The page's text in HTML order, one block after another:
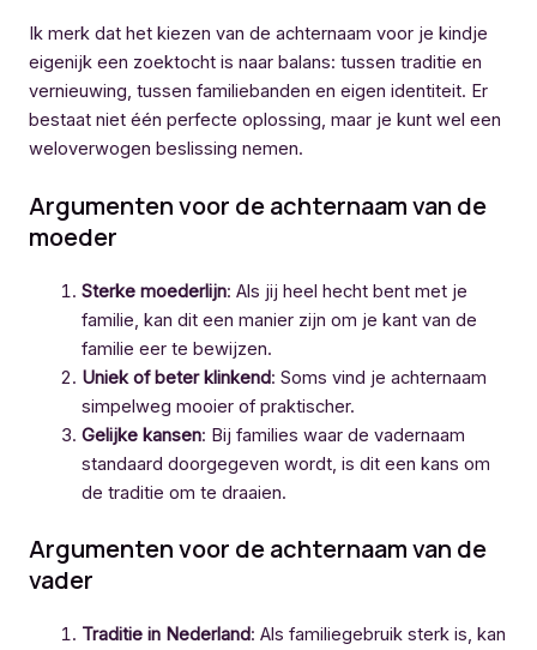
Ik merk dat het kiezen van de achternaam voor je kindje
eigenijk een zoektocht is naar balans: tussen traditie en
vernieuwing, tussen familiebanden en eigen identiteit. Er
bestaat niet één perfecte oplossing, maar je kunt wel een
weloverwogen beslissing nemen.
Argumenten voor de achternaam van de
moeder
Sterke moederlijn: Als jij heel hecht bent met je
familie, kan dit een manier zijn om je kant van de
familie eer te bewijzen.
Uniek of beter klinkend: Soms vind je achternaam
simpelweg mooier of praktischer.
Gelijke kansen: Bij families waar de vadernaam
standaard doorgegeven wordt, is dit een kans om
de traditie om te draaien.
Argumenten voor de achternaam van de
vader
Traditie in Nederland: Als familiegebruik sterk is, kan